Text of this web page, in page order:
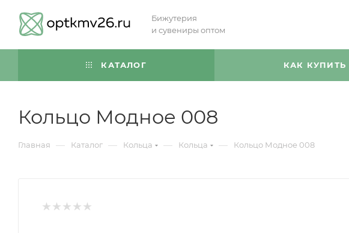
Бижутерия
и сувениры оптом
КАТАЛОГ КАК КУПИТЬ
Кольцо Модное 008
Главная — Каталог — Кольца — Кольца — Кольцо Модное 008